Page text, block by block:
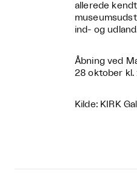
allerede
ind- og
Åbning ved
28 oktober kl.
Kilde: KIRK